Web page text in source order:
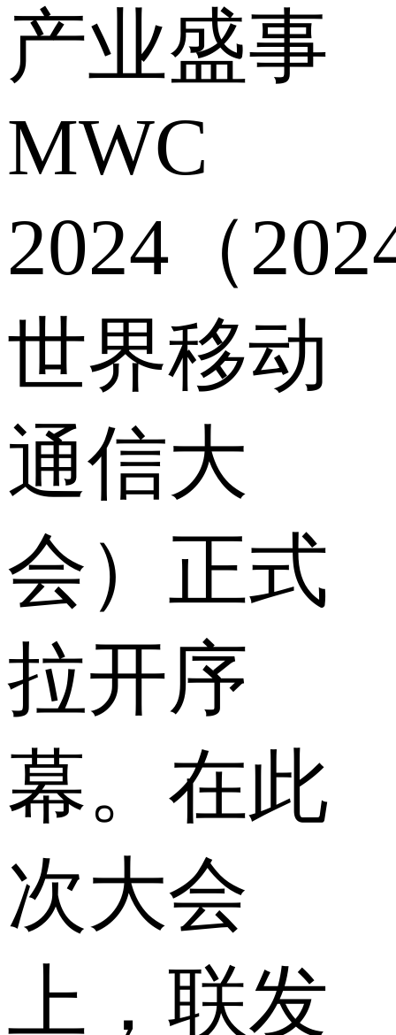
产业盛事
MWC
2024（
世界移动
通信大
会）正式
拉开序
幕。在此
次大会
上，联发